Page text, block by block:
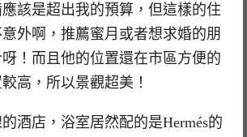
該是超出我的預算，但這樣的住
外啊，推薦蜜月或者想求婚的朋
！而且他的位置還在市區方便的
高，所以景觀超美！
酒店，浴室居然配的是Hermés的